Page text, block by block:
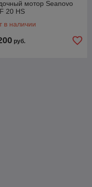
мотор Seanovo
20 HS
в наличии
руб.